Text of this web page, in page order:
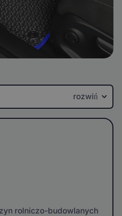
rozwiń
rolniczo-budowlanych